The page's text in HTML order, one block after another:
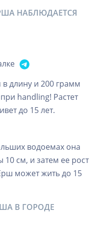
НАБЛЮДАЕТСЯ
длину и 200 грамм
handling! Растет
до 15 лет.
водоемах она
10 см, и затем ее рост
может жить до 15
В ГОРОДЕ